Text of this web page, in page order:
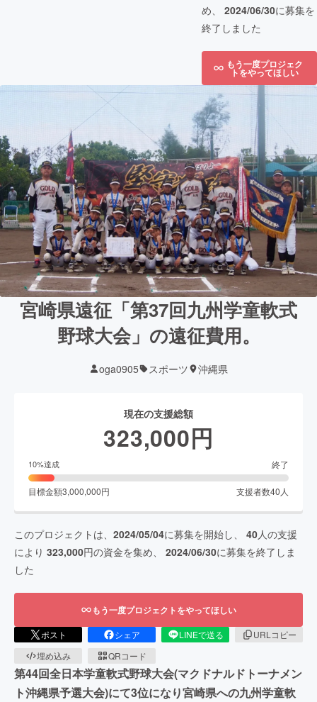
め、 2024/06/30に募集を
終了しました
もう一度プロジェク
トをやってほしい
宮崎県遠征「第37回九州学童軟式
野球大会」の遠征費用。
oga0905 スポーツ 沖縄県
現在の支援総額
323,000円
10%達成 終了
目標金額3,000,000円 支援者数40 人
このプロジェクトは、 2024/05/04に募集を開始し、 40人の支援
により 323,000円の資金を集め、 2024/06/30に募集を終了しま
した
もう一度プロジェクトをやってほしい
ポスト シェア LINEで送る
URLコピー
埋め込み
QRコード
第44回全日本学童軟式野球大会(マクドナルドトーナメン
ト沖縄県予選大会)にて3位になり宮崎県への九州学童軟